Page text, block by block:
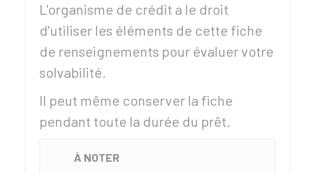
L'organisme de crédit a le droit
d'utiliser les éléments de cette fiche
de renseignements pour évaluer votre
solvabilité.
Il peut même conserver la fiche
pendant toute la durée du prêt.
À NOTER